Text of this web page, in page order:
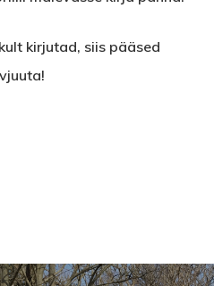
kirjutad, siis pääsed